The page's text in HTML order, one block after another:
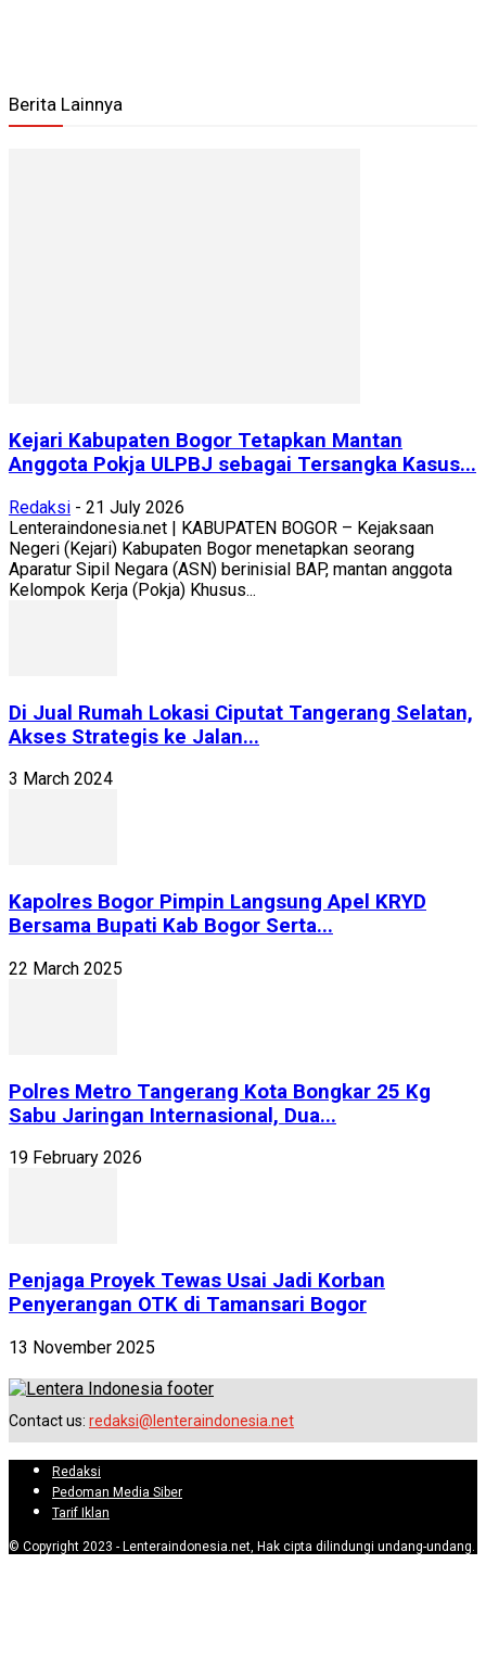
Berita Lainnya
Kejari Kabupaten Bogor Tetapkan Mantan
Anggota Pokja ULPBJ sebagai Tersangka Kasus...
Redaksi - 21 July 2026
Lenteraindonesia.net | KABUPATEN BOGOR – Kejaksaan
Negeri (Kejari) Kabupaten Bogor menetapkan seorang
Aparatur Sipil Negara (ASN) berinisial BAP, mantan anggota
Kelompok Kerja (Pokja) Khusus...
Di Jual Rumah Lokasi Ciputat Tangerang Selatan,
Akses Strategis ke Jalan...
3 March 2024
Kapolres Bogor Pimpin Langsung Apel KRYD
Bersama Bupati Kab Bogor Serta...
22 March 2025
Polres Metro Tangerang Kota Bongkar 25 Kg
Sabu Jaringan Internasional, Dua...
19 February 2026
Penjaga Proyek Tewas Usai Jadi Korban
Penyerangan OTK di Tamansari Bogor
13 November 2025
Contact us: redaksi@lenteraindonesia.net
Redaksi
Pedoman Media Siber
Tarif Iklan
© Copyright 2023 - Lenteraindonesia.net, Hak cipta dilindungi undang-undang.